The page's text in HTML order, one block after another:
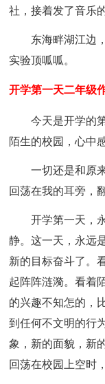
社，接着发了音
东海畔湖江边
实验顶呱呱。
开学第一天二年级
今天是开学的
陌生的校园，心中
一切还是和原
回荡在我的耳旁，
开学第一天，
静。这一天，永远
新的目标奋斗了。
起阵阵涟漪。看着
的兴趣不知怎的，
到任何不文明的行
象，新的面貌，新
回荡在校园上空时